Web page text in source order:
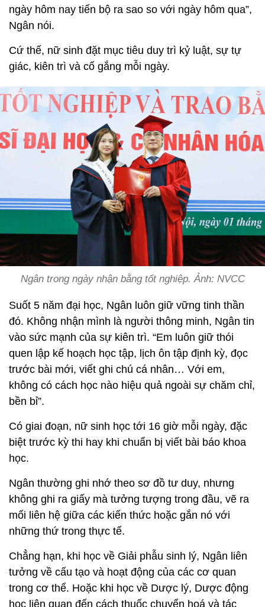
ngày hôm nay tiến bộ ra sao so với ngày hôm qua”,
Ngân nói.
Cứ thế, nữ sinh đặt mục tiêu duy trì kỷ luật, sự tự
giác, kiên trì và cố gắng mỗi ngày.
Ngân trong ngày nhận bằng tốt nghiệp.Ảnh: NVCC
Suốt 5 năm đại học, Ngân luôn giữ vững tinh thần
đó. Không nhận mình là người thông minh, Ngân tin
vào sức mạnh của sự kiên trì. “Em luôn giữ thói
quen lập kế hoạch học tập, lịch ôn tập định kỳ, đọc
trước bài mới, viết ghi chú cá nhân… Với em,
không có cách học nào hiệu quả ngoài sự chăm chỉ,
bền bỉ”.
Có giai đoạn, nữ sinh học tới 16 giờ mỗi ngày, đặc
biệt trước kỳ thi hay khi chuẩn bị viết bài báo khoa
học.
Ngân thường ghi nhớ theo sơ đồ tư duy, nhưng
không ghi ra giấy mà tưởng tượng trong đầu, vẽ ra
mối liên hệ giữa các kiến thức hoặc gắn nó với
những thứ trong thực tế.
Chẳng hạn, khi học về Giải phẫu sinh lý, Ngân liên
tưởng về cấu tạo và hoạt động của các cơ quan
trong cơ thể. Hoặc khi học về Dược lý, Dược động
học liên quan đến cách thuốc chuyển hoá và tác